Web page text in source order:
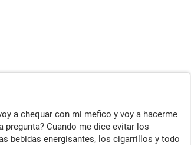
a chequar con mi mefico y voy a hacerme
Cuando me dice evitar los
bebidas energisantes, los cigarrillos y todo